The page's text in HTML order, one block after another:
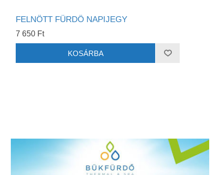
FELNÖTT FÜRDÖ NAPIJEGY
7 650 Ft